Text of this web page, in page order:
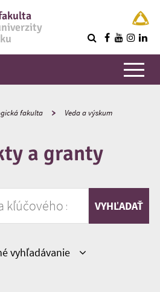
fakulta Veda a výskum
a granty
slova
VYHĽADAŤ
vyhľadávanie